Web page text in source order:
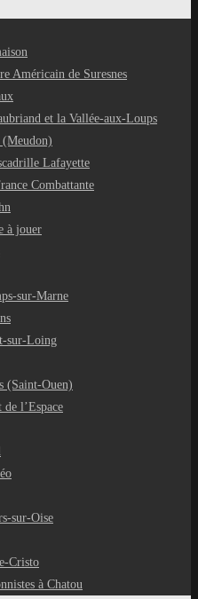
Américain de Suresnes
et la Vallée-aux-Loups
Lafayette
Combattante
à jouer
sur-Marne
sur-Loing
(Saint-Ouen)
l’Espace
sur-Oise
Cristo
à Chatou